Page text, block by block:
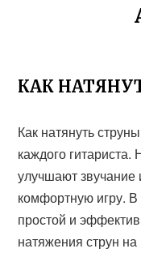
КАК
Как натянуть
каждого
улучшают звучание
комфортную игру.
простой и
натяжения струн